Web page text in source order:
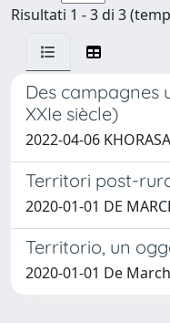
Risultati 1 - 3 di 3
Des campagnes
XXIe siècle)
2022-04-06
Territori post-
2020-01-01 DE
Territorio, un
2020-01-01 De